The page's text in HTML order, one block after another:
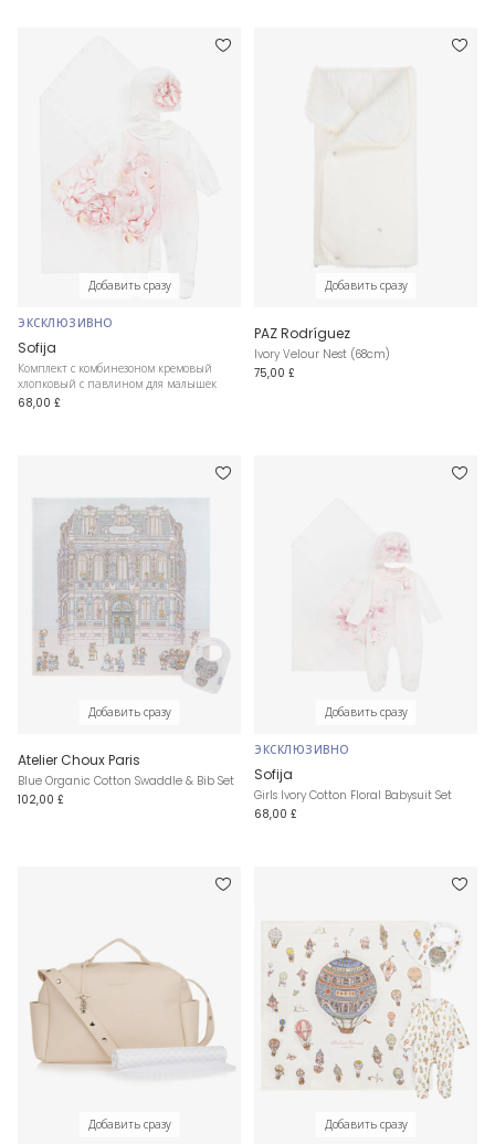
Добавить сразу
ЭКСКЛЮЗИВНО
Sofija
Комплект с комбинезоном кремовый
хлопковый с павлином для малышек
68,00 £
Добавить сразу
PAZ Rodríguez
Ivory Velour Nest (68cm)
75,00 £
Добавить сразу
Atelier Choux Paris
Blue Organic Cotton Swaddle & Bib Set
102,00 £
Добавить сразу
ЭКСКЛЮЗИВНО
Sofija
Girls Ivory Cotton Floral Babysuit Set
68,00 £
Добавить сразу Добавить сразу